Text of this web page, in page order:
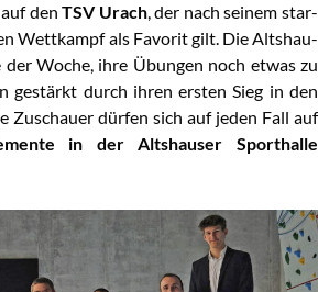
denTSV Urach, der nach sei­nem star­
Wett­kampf als Favo­rit gilt. Die Alt­shau­
der Woche, ihre Übun­gen noch etwas zu
gestärkt durch ihren ers­ten Sieg in den
Zuschau­er dür­fen sich auf jeden Fall auf
in der Alt­shau­ser Sport­hal­le